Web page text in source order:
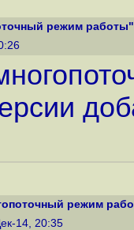
режим работы"
режим
14, 20:35